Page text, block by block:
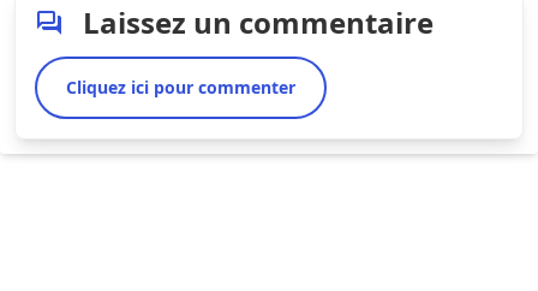
Laissez un commentaire
Cliquez ici pour commenter